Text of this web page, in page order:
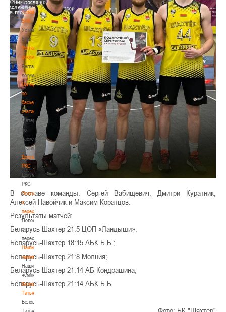
Документы
Устав
БФБ
Устав
БФБ
Регламентирующие
документы
Регламентирующие
документы
Материалы
по
баскетбольной
статистике
Материалы
по
баскетбольной
статистике
Документы
РКС
Документы
РКС
Положение
о
переходах
Положение
о
переходах
Наши
чемпионы
Наши
чемпионы
Белошапко
Татьяна
Белошапко
Татьяна
В составе команды: Сергей Вабищевич, Дмитри Куратник,
Алексей Навойчик и Максим Коратцов.
Результаты матчей:
Беларусь-Шахтер 21:5 ЦОП «Ландыши»;
Беларусь-Шахтер 18:15 АБК Б.Б.;
Беларусь-Шахтер 21:8 Молния;
Беларусь-Шахтер 21:14 АБ Кондрашина;
Беларусь-Шахтер 21:14 АБК Б.Б.